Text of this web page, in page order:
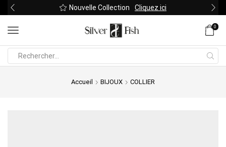
Nouvelle Collection Cliquez ici
0
Accueil BIJOUX COLLIER